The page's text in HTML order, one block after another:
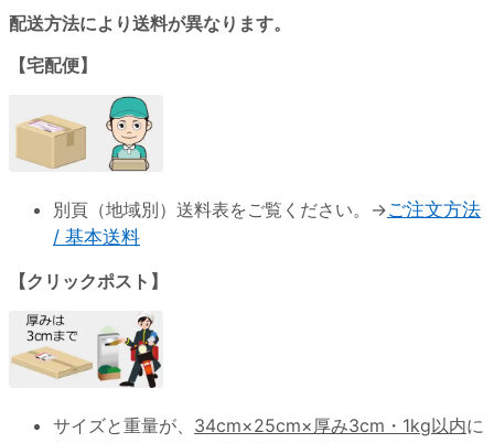
配送方法により送料が異なります。
【宅配便】
別頁（地域別）送料表をご覧ください。→ご注文方法
/ 基本送料
【クリックポスト】
サイズと重量が、 34cm×25cm×厚み3cm・1kg以内に